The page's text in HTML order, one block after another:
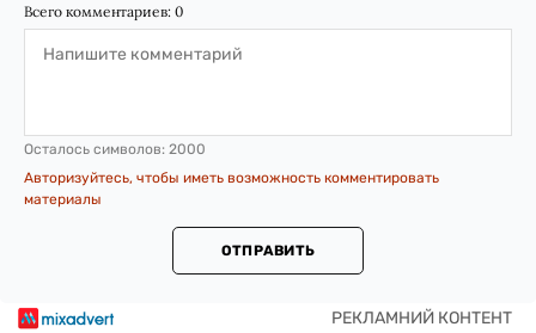
Всего комментариев: 0
Осталось символов: 2000
Авторизуйтесь, чтобы иметь возможность комментировать
материалы
ОТПРАВИТЬ